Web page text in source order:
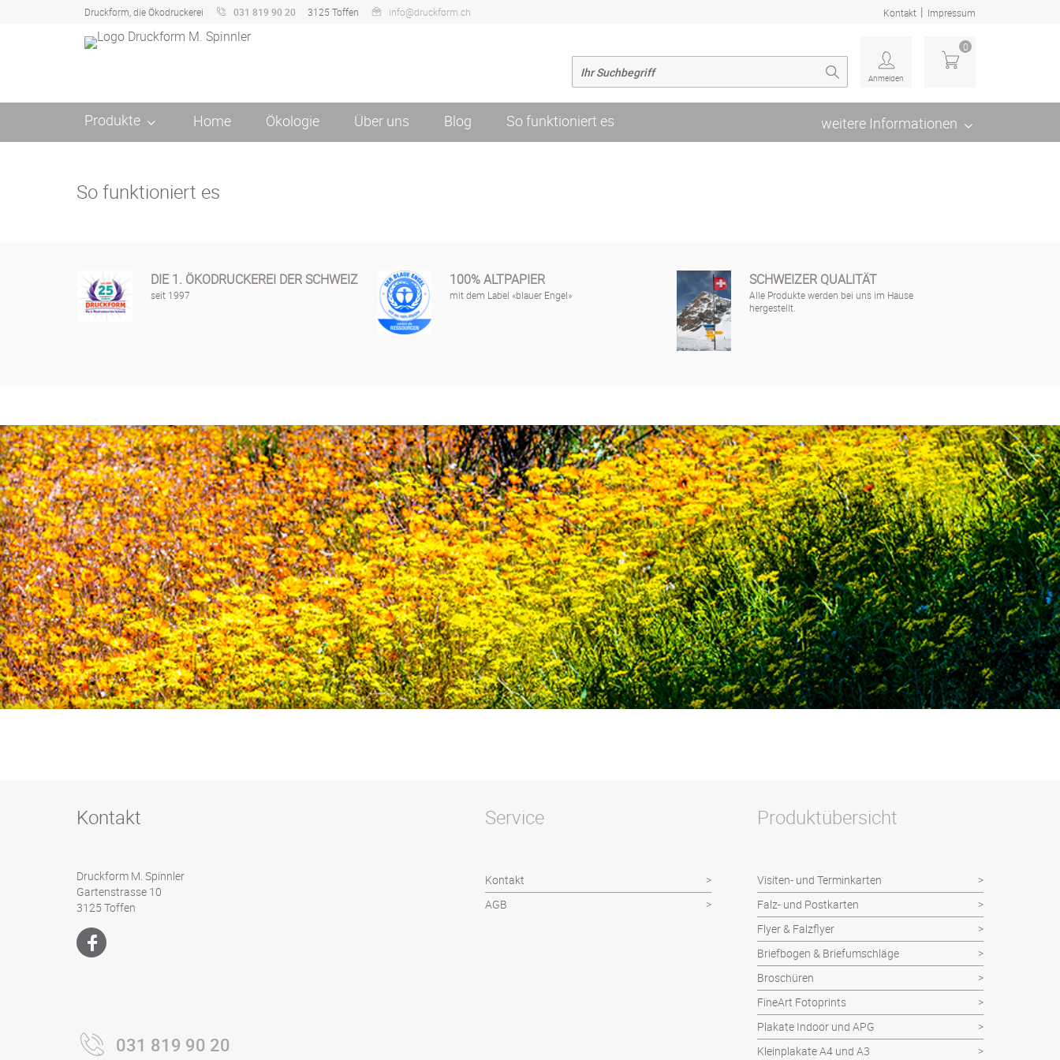
Druckform, die Ökodruckerei 031 819 90 20 3125 Toffen info@druckform.ch Kontakt | Impressum
Anmelden
0
Produkte Home Ökologie Über uns Blog So funktioniert es weitere Informationen
So funktioniert es
DIE 1. ÖKODRUCKEREI DER SCHWEIZ
seit 1997
100% ALTPAPIER
mit dem Label «blauer Engel»
SCHWEIZER QUALITÄT
Alle Produkte werden bei uns im Hause
hergestellt.
Kontakt
Druckform M. Spinnler
Gartenstrasse 10
3125 Toffen
031 819 90 20
Produktübersicht
Visiten- und Terminkarten
Falz- und Postkarten
Flyer & Falzflyer
Briefbogen & Briefumschläge
Broschüren
FineArt Fotoprints
Plakate Indoor und APG
Kleinplakate A4 und A3
Service
Kontakt
AGB